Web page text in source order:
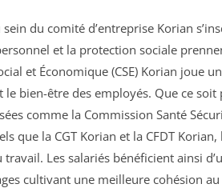
du comité d’entreprise Korian
et la protection sociale
et Économique (CSE) Korian joue
bien-être des employés. Que ce soit
comme la Commission Santé
que la CGT Korian et la CFDT Korian,
Les salariés bénéficient ainsi
cultivant une meilleure cohésion